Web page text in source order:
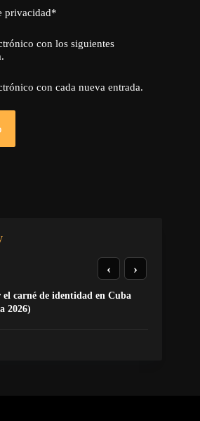
privacidad*
con los siguientes
con cada nueva entrada.
carné de identidad en Cuba
2026)
‹ ›